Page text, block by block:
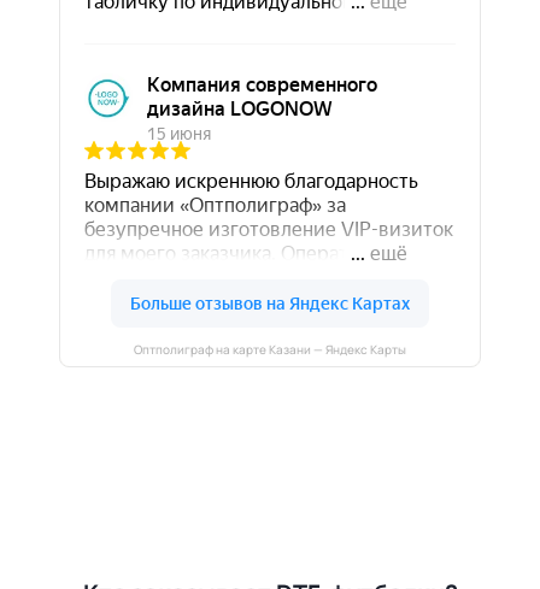
Оптполиграф на карте Казани — Яндекс Карты